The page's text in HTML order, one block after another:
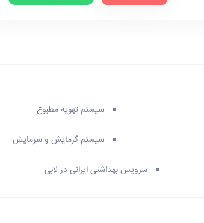
سیستم تهویه مطبوع
سیستم گرمایش و سرمایش
سرویس بهداشتی ایرانی در لابی